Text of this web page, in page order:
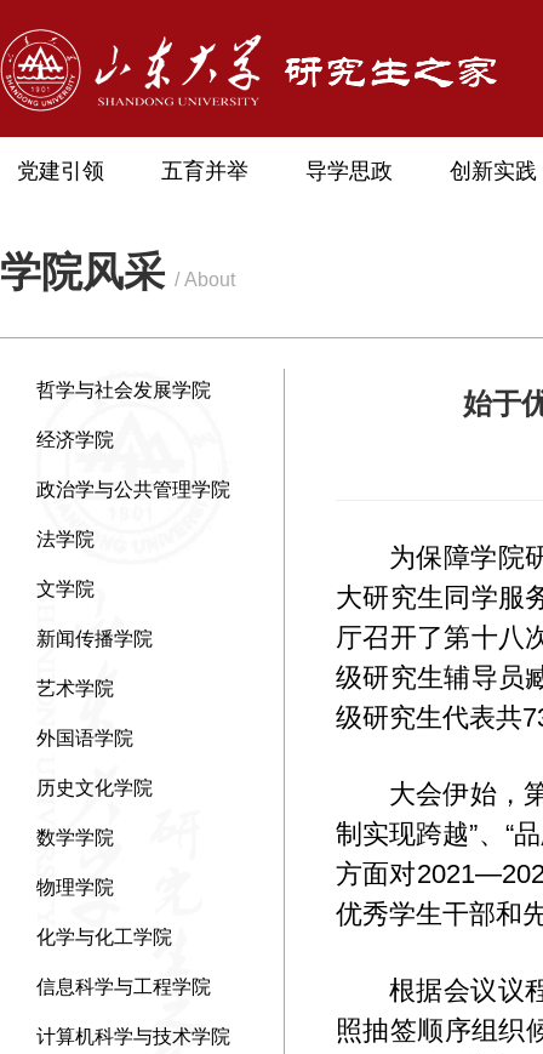
党建引领 五育并举 导学思政 创新实践
学院风采 / About
哲学与社会发展学院
经济学院
政治学与公共管理学院
法学院
文学院
新闻传播学院
艺术学院
外国语学院
历史文化学院
数学学院
物理学院
化学与化工学院
信息科学与工程学院
计算机科学与技术学院
始于
为保障学院
大研究生同学服
厅召开了第十八
级研究生辅导员
级研究生代表共
大会伊始，
制实现跨越”、“
方面对
优秀学生干部和
根据会议议
照抽签顺序组织